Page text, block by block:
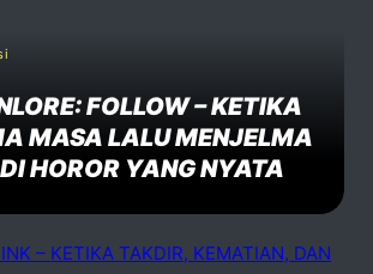
FOLLOW – KETIKA
MASA LALU MENJELMA
HOROR YANG NYATA